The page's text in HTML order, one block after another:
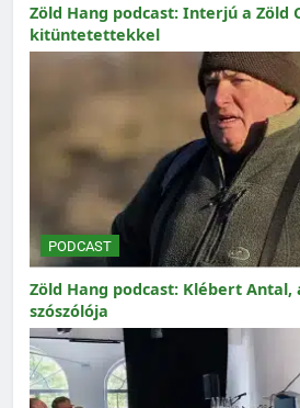
Zöld Hang podcast: Interjú a Zöld
kitüntetettekkel
PODCAST
Zöld Hang podcast: Klébert
szószólója